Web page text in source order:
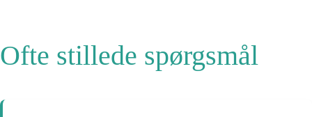
Ofte stillede spørgsmål